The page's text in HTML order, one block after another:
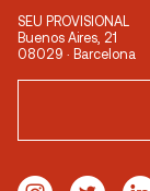
SEU PROVISIONAL
Buenos Aires, 21
08029 · Barcelona